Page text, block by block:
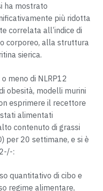
ha mostrato
più ridotta
correlata all’indice di
corporeo, alla struttura
sierica.
meno di NLRP12
obesità, modelli murini
esprimere il recettore
alimentati
contenuto di grassi
per 20 settimane, e si è
:
quantitativo di cibo e
regime alimentare,